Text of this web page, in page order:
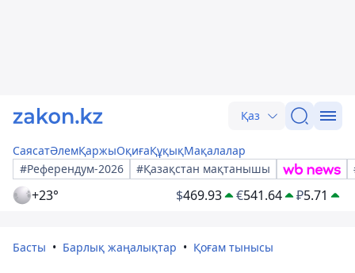
Қаз
СаясатӘлемҚаржыОқиғаҚұқықМақалалар
#Референдум-2026
#Қазақстан мақтанышы
+23° $469.93 €541.64 ₽5.71
Басты Барлық жаңалықтар Қоғам тынысы